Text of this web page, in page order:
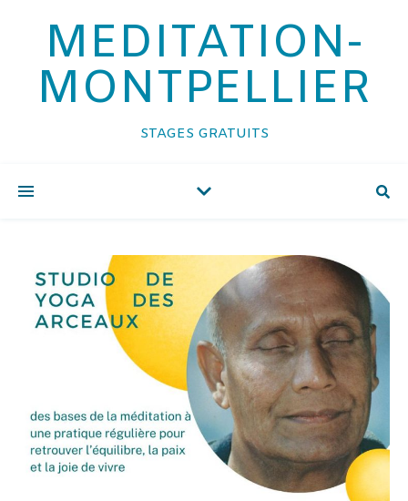
MEDITATION-
MONTPELLIER
STAGES GRATUITS